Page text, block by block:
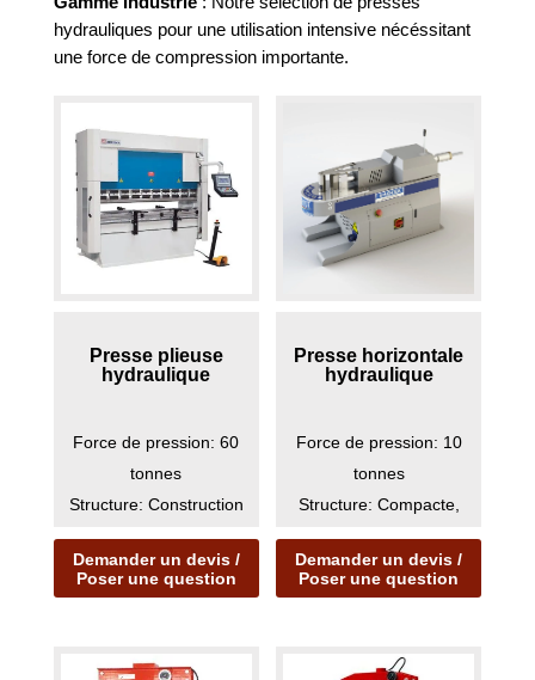
hydrauliques pour une utilisation intensive nécéssitant
une force de compression importante.
Presse plieuse
hydraulique
Force de pression: 60
tonnes
Structure: Construction
en acier soudé à faible
contrainte...
Demander un devis /
Poser une question
Presse horizontale
hydraulique
Force de pression: 10
tonnes
Structure: Compacte,
horizontale, adaptée à
un établi
F...
Demander un devis /
Poser une question